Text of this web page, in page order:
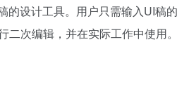
设计工具。用户只需输入UI
次编辑，并在实际工作中使用。